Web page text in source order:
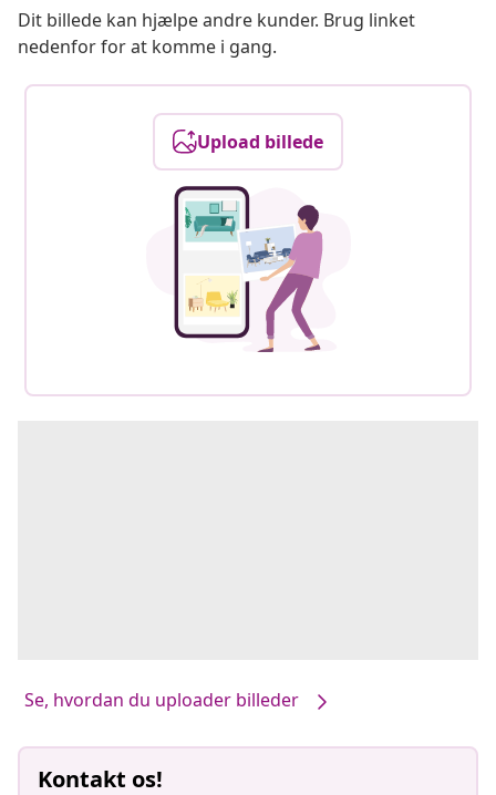
Dit billede kan hjælpe andre kunder. Brug linket
nedenfor for at komme i gang.
Upload billede
Se, hvordan du uploader billeder
Kontakt os!